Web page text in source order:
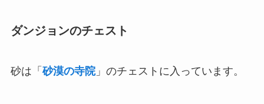
ダンジョンのチェスト
砂は「砂漠の寺院」のチェストに入っています。